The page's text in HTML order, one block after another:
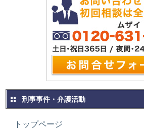
刑事事件・弁護活動
トップページ